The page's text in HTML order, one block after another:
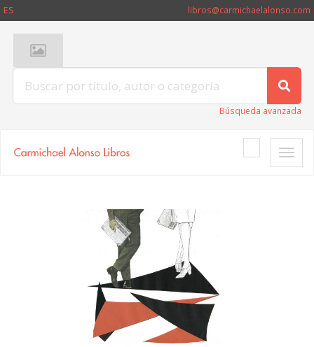
ES libros@carmichaelalonso.com
Búsqueda avanzada
Toggle